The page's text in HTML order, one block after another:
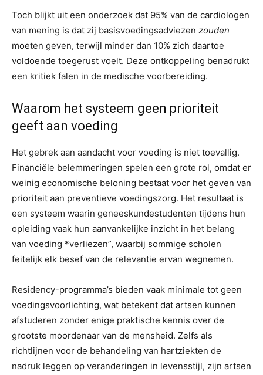
Toch blijkt uit een onderzoek dat 95% van de cardiologen
van mening is dat zij basisvoedingsadviezen zouden
moeten geven, terwijl minder dan 10% zich daartoe
voldoende toegerust voelt. Deze ontkoppeling benadrukt
een kritiek falen in de medische voorbereiding.
Waarom het systeem geen prioriteit
geeft aan voeding
Het gebrek aan aandacht voor voeding is niet toevallig.
Financiële belemmeringen spelen een grote rol, omdat er
weinig economische beloning bestaat voor het geven van
prioriteit aan preventieve voedingszorg. Het resultaat is
een systeem waarin geneeskundestudenten tijdens hun
opleiding vaak hun aanvankelijke inzicht in het belang
van voeding *verliezen”, waarbij sommige scholen
feitelijk elk besef van de relevantie ervan wegnemen.
Residency-programma’s bieden vaak minimale tot geen
voedingsvoorlichting, wat betekent dat artsen kunnen
afstuderen zonder enige praktische kennis over de
grootste moordenaar van de mensheid. Zelfs als
richtlijnen voor de behandeling van hartziekten de
nadruk leggen op veranderingen in levensstijl, zijn artsen